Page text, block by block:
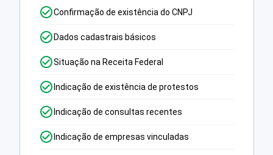
Confirmação de existência do CNPJ
Dados cadastrais básicos
Situação na Receita Federal
Indicação de existência de protestos
Indicação de consultas recentes
Indicação de empresas vinculadas